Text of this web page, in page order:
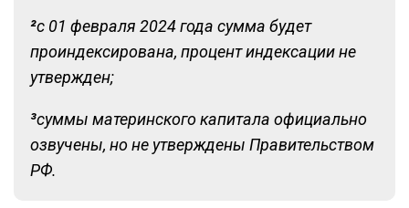
²с 01 февраля 2024 года сумма будет
проиндексирована, процент индексации не
утвержден;
³суммы материнского капитала официально
озвучены, но не утверждены Правительством
РФ.